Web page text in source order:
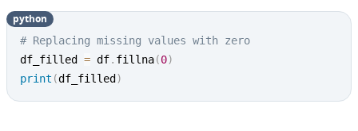
# Replacing missing values with zero
df_filled = df. fillna(0)
print (df_filled )
python